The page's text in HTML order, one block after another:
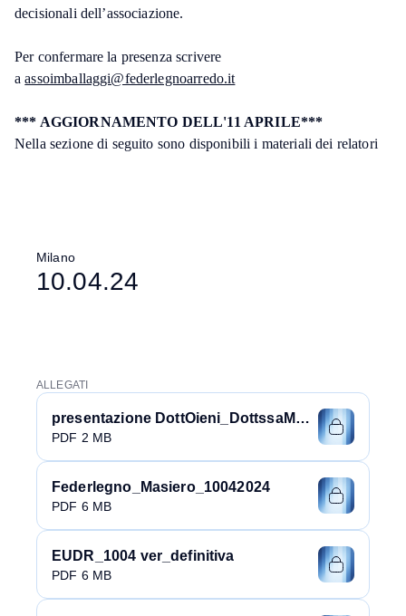
decisionali dell’associazione.
Per confermare la presenza scrivere
aassoimballaggi@federlegnoarredo.it
*** AGGIORNAMENTO DELL'11 APRILE***
Nella sezione di seguito sono disponibili i materiali dei relatori
Milano
10.04.24
ALLEGATI
presentazione DottOieni_DottssaMorgante_EUDR_FLA_10_04_2024
PDF 2 MB
Federlegno_Masiero_10042024
PDF 6 MB
EUDR_1004 ver_definitiva
PDF 6 MB